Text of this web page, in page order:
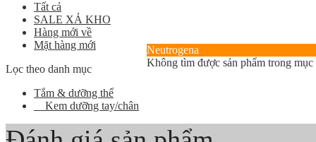
Tất cả
SALE XẢ KHO
Hàng mới về
Mặt hàng mới
Lọc theo danh mục
Tắm & dưỡng thể
Kem dưỡng tay/chân
Neutrogena
Không tìm được sản phẩm trong mục